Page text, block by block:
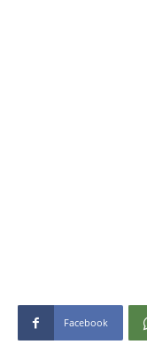
Facebook